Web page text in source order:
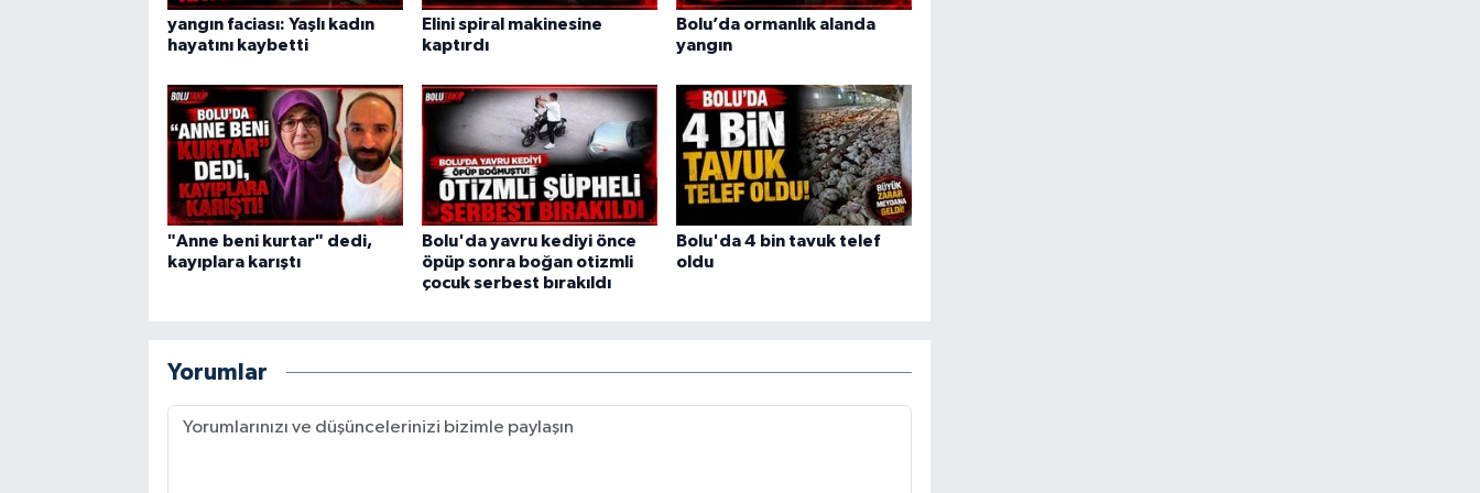
yangın faciası: Yaşlı kadın
hayatını kaybetti
Elini spiral makinesine
kaptırdı
Bolu’da ormanlık alanda
yangın
"Anne beni kurtar" dedi,
kayıplara karıştı
Bolu'da yavru kediyi önce
öpüp sonra boğan otizmli
çocuk serbest bırakıldı
Bolu'da 4 bin tavuk telef
oldu
Yorumlar